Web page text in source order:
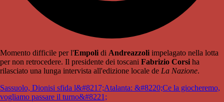
Momento difficile per l'Empoli di Andreazzoli impelagato nella lotta
per non retrocedere. Il presidente dei toscani Fabrizio Corsi ha
rilasciato una lunga intervista all'edizione locale de La Nazione.
Sassuolo, Dionisi sfida l&#8217;Atalanta: &#8220;Ce la giocheremo,
vogliamo passare il turno&#8221;